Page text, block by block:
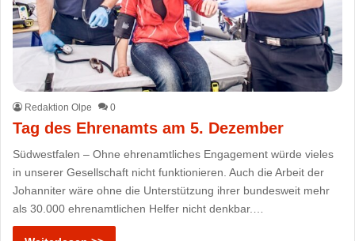
Redaktion Olpe 0
Tag des Ehrenamts am 5. Dezember
Südwestfalen – Ohne ehrenamtliches Engagement würde vieles
in unserer Gesellschaft nicht funktionieren. Auch die Arbeit der
Johanniter wäre ohne die Unterstützung ihrer bundesweit mehr
als 30.000 ehrenamtlichen Helfer nicht denkbar.…